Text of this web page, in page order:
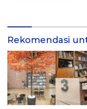
Rekomendasi